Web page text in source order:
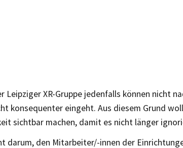
Leipziger XR-Gruppe jedenfalls können nicht
konsequenter eingeht. Aus diesem Grund
sichtbar machen, damit es nicht länger
darum, den Mitarbeiter/-innen der